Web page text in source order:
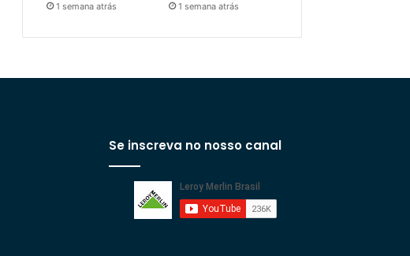
1 semana atrás 1 semana atrás
Se inscreva no nosso canal